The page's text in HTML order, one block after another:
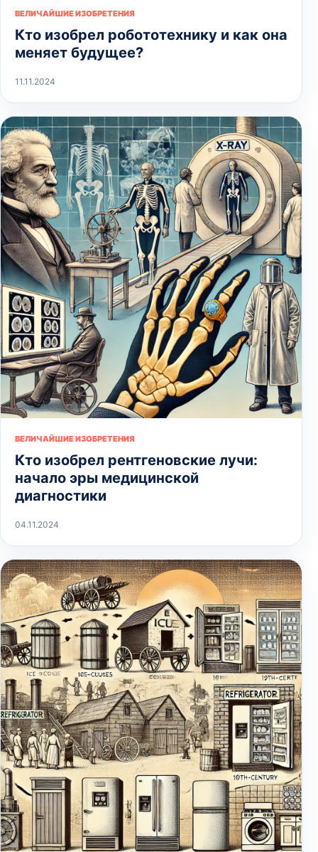
ВЕЛИЧАЙШИЕ ИЗОБРЕТЕНИЯ
Кто изобрел робототехнику и как она
меняет будущее?
11.11.2024
ВЕЛИЧАЙШИЕ ИЗОБРЕТЕНИЯ
Кто изобрел рентгеновские лучи:
начало эры медицинской
диагностики
04.11.2024